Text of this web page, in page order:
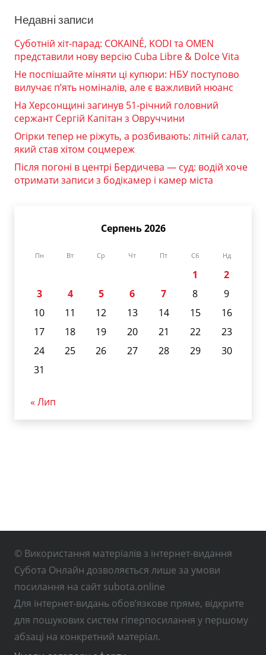
Недавні записи
Суботній хіт-парад: COKAINÉ, KODI та OMEN
представили нову версію Cuba Libre & Dolce Vita
Не поспішайте міняти ці купюри: НБУ поступово
вилучає п’ять номіналів, але є важливий нюанс
На Херсонщині загинув 51-річний головний
сержант Сергій Капітан з Овруччини
Огірки тепер не ріжуть, а розбивають: літній салат,
який став хітом соцмереж
Після погоні в центрі Бердичева — суд: водій хоче
отримати записи з бодікамер і камер міста
Серпень 2026
Пн Вт Ср Чт Пт Сб Нд
1
2
3
4 5 6 7 8
9
10
11 12 13 14 15
16
17
18 19 20 21 22
23
24
25 26 27 28 29
30
31
« Лип
© Використання матеріалів з інтернет-видання
Субота Онлайн дозволяється лише за умови
посилання на сайт subota.online
Для інтернет-видань обов’язкове пряме, відкрите
для пошукових систем гіперпосилання у першому
абзаці на конкретний матеріал.